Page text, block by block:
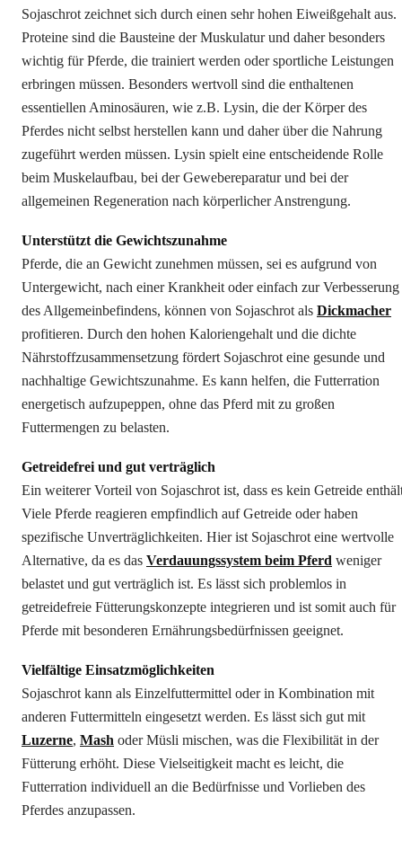
Sojaschrot zeichnet sich durch einen sehr hohen Eiweißgehalt aus.
Proteine sind die Bausteine der Muskulatur und daher besonders
wichtig für Pferde, die trainiert werden oder sportliche Leistungen
erbringen müssen. Besonders wertvoll sind die enthaltenen
essentiellen Aminosäuren, wie z.B. Lysin, die der Körper des
Pferdes nicht selbst herstellen kann und daher über die Nahrung
zugeführt werden müssen. Lysin spielt eine entscheidende Rolle
beim Muskelaufbau, bei der Gewebereparatur und bei der
allgemeinen Regeneration nach körperlicher Anstrengung.
Unterstützt die Gewichtszunahme
Pferde, die an Gewicht zunehmen müssen, sei es aufgrund von
Untergewicht, nach einer Krankheit oder einfach zur Verbesserung
des Allgemeinbefindens, können von Sojaschrot als Dickmacher
profitieren. Durch den hohen Kaloriengehalt und die dichte
Nährstoffzusammensetzung fördert Sojaschrot eine gesunde und
nachhaltige Gewichtszunahme. Es kann helfen, die Futterration
energetisch aufzupeppen, ohne das Pferd mit zu großen
Futtermengen zu belasten.
Getreidefrei und gut verträglich
Ein weiterer Vorteil von Sojaschrot ist, dass es kein Getreide
Viele Pferde reagieren empfindlich auf Getreide oder haben
spezifische Unverträglichkeiten. Hier ist Sojaschrot eine wertvolle
Alternative, da es das Verdauungssystem beim Pferd weniger
belastet und gut verträglich ist. Es lässt sich problemlos in
getreidefreie Fütterungskonzepte integrieren und ist somit auch für
Pferde mit besonderen Ernährungsbedürfnissen geeignet.
Vielfältige Einsatzmöglichkeiten
Sojaschrot kann als Einzelfuttermittel oder in Kombination mit
anderen Futtermitteln eingesetzt werden. Es lässt sich gut mit
Luzerne, Mash oder Müsli mischen, was die Flexibilität in der
Fütterung erhöht. Diese Vielseitigkeit macht es leicht, die
Futterration individuell an die Bedürfnisse und Vorlieben des
Pferdes anzupassen.